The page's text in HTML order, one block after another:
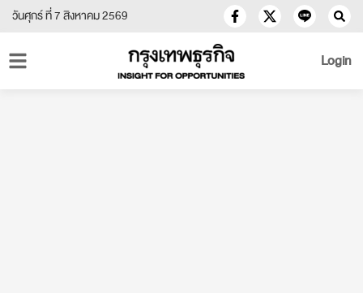
วันศุกร์ ที่ 7 สิงหาคม 2569
Login